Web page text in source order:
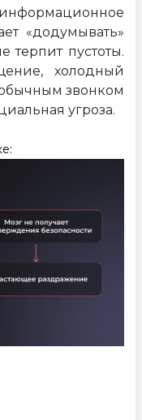
«додумывать»
терпит пустоты.
холодный
звонком
угроза.